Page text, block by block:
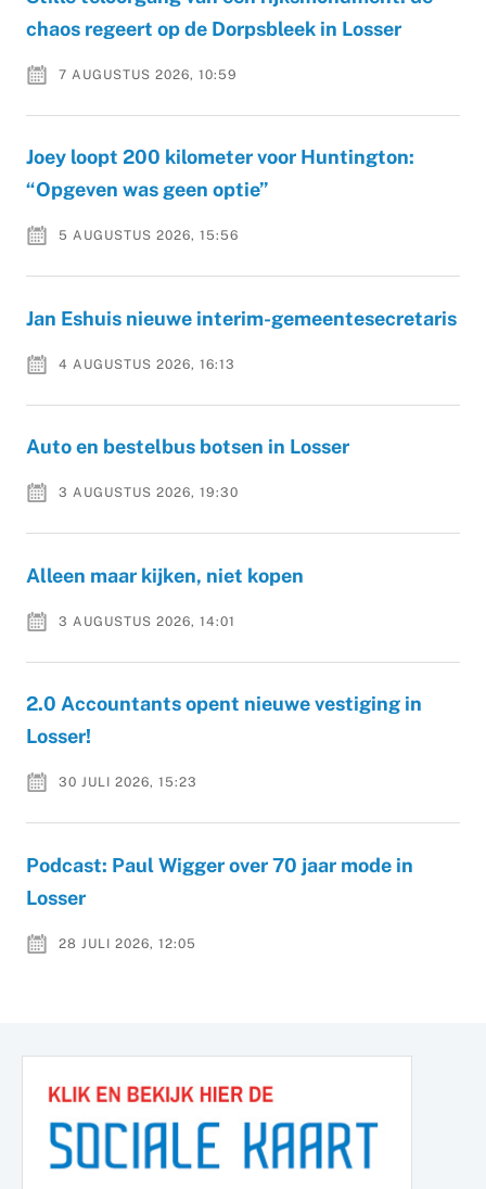
chaos regeert op de Dorpsbleek in Losser
7 AUGUSTUS 2026, 10:59
Joey loopt 200 kilometer voor Huntington:
“Opgeven was geen optie”
5 AUGUSTUS 2026, 15:56
Jan Eshuis nieuwe interim-gemeentesecretaris
4 AUGUSTUS 2026, 16:13
Auto en bestelbus botsen in Losser
3 AUGUSTUS 2026, 19:30
Alleen maar kijken, niet kopen
3 AUGUSTUS 2026, 14:01
2.0 Accountants opent nieuwe vestiging in
Losser!
30 JULI 2026, 15:23
Podcast: Paul Wigger over 70 jaar mode in
Losser
28 JULI 2026, 12:05